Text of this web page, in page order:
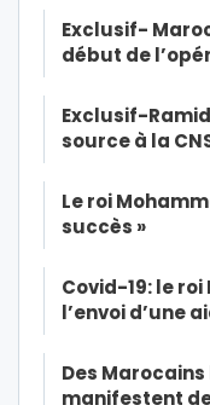
Exclusif-
début de
Exclusif-
source à la
Le roi
succès »
Covid-19: le
l’envoi d’une
Des
manifestent